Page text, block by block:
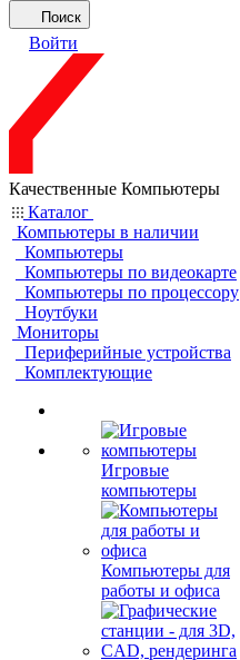
Поиск
Войти
Качественные Компьютеры
Каталог
Компьютеры в наличии
Компьютеры
Компьютеры по видеокарте
Компьютеры по процессору
Ноутбуки
Мониторы
Периферийные устройства
Комплектующие
Игровые
компьютеры
Компьютеры для
работы и офиса